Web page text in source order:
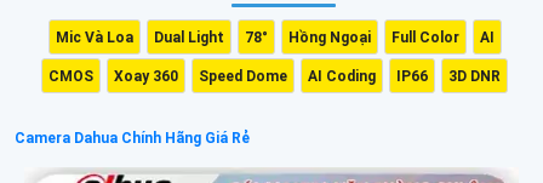
Mic Và Loa Dual Light 78° Hồng Ngoại Full Color AI
CMOS Xoay 360 Speed Dome AI Coding IP66 3D DNR
Camera Dahua Chính Hãng Giá Rẻ